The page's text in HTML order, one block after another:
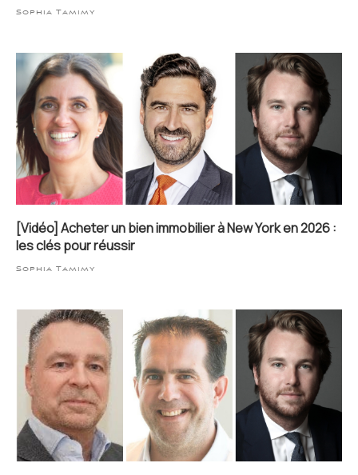
Sophia Tamimy
[Vidéo] Acheter un bien immobilier à New York en 2026 :
les clés pour réussir
Sophia Tamimy